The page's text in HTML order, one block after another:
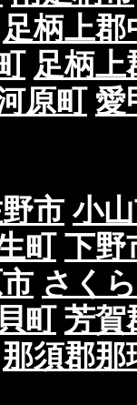
足柄上郡
足柄上
原町 愛
市 小
町 下野
さく
町 芳賀
那須郡那